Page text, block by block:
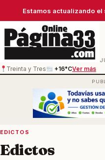
Estamos actualizando
Treinta y Tres
+16°CVer más
EDICTOS
Edictos